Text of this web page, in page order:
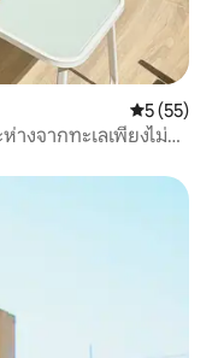
คะแนนเฉลี่
5 (55)
างจากทะเลเพียงไม่กี่